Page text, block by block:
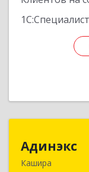
1С:Специалист
Адинэкс
Кашира
142900,